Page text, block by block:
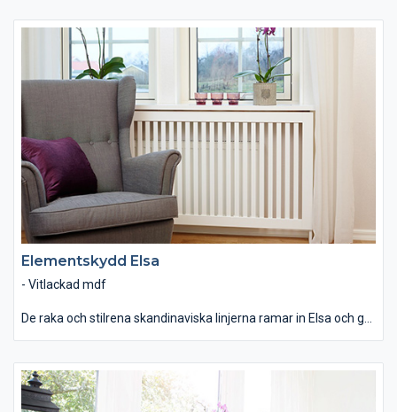
Elementskydd Elsa
- Vitlackad mdf
De raka och stilrena skandinaviska linjerna ramar in Elsa och ger
stärka enkelheten eller utnyttja det för att bryta av mot resten
av interiören.